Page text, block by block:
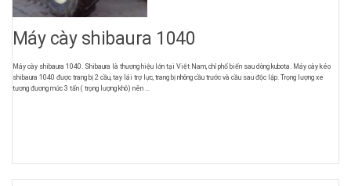
Máy cày shibaura 1040
Máy cày shibaura 1040. Shibaura là thương hiệu lớn tại Việt Nam, chỉ phổ biến sau dòng kubota. Máy cày kéo
shibaura 1040 được trang bị 2 cầu, tay lái trợ lực, trang bị nhông cầu trước và cầu sau độc lập. Trọng lượng xe
tương đương mức 3 tấn ( trọng lượng khô) nên ...